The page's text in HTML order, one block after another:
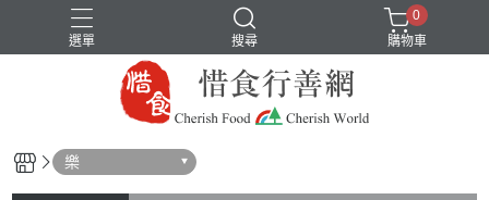
選單 搜尋
0
購物車
樂